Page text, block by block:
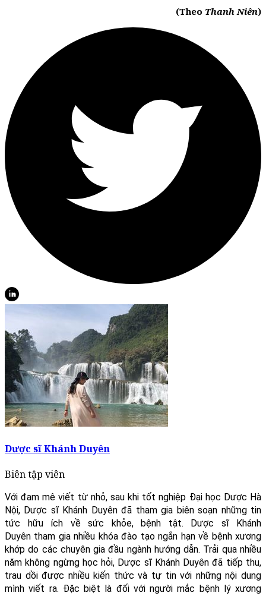
(Theo Thanh Niên)
Dược sĩ Khánh Duyên
Biên tập viên
Với đam mê viết từ nhỏ, sau khi tốt nghiệp Đại học Dược Hà
Nội, Dược sĩ Khánh Duyên đã tham gia biên soạn những tin
tức hữu ích về sức khỏe, bệnh tật. Dược sĩ Khánh
Duyên tham gia nhiều khóa đào tạo ngắn hạn về bệnh xương
khớp do các chuyên gia đầu ngành hướng dẫn. Trải qua nhiều
năm không ngừng học hỏi, Dược sĩ Khánh Duyên đã tiếp thu,
trau dồi được nhiều kiến thức và tự tin với những nội dung
mình viết ra. Đặc biệt là đối với người mắc bệnh lý xương